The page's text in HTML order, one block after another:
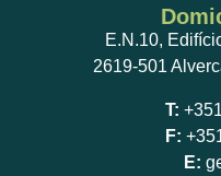
E.N.10,
2619-501
T:
F:
E: